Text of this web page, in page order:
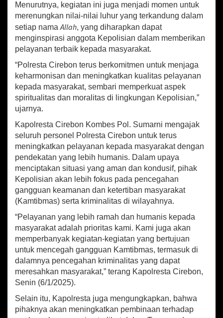
a
n
a
H
a
m
o
n
i
i
L
n
g
k
u
n
g
n
K
e
p
o
l
i
s
a
n
Menurutnya, kegiatan ini juga menjadi momen untuk
merenungkan nilai-nilai luhur yang terkandung dalam
setiap nama Allah, yang diharapkan dapat
menginspirasi anggota Kepolisian dalam memberikan
pelayanan terbaik kepada masyarakat.
“Polresta Cirebon terus berkomitmen untuk menjaga
keharmonisan dan meningkatkan kualitas pelayanan
kepada masyarakat, sembari memperkuat aspek
spiritualitas dan moralitas di lingkungan Kepolisian,”
ujarnya.
Kapolresta Cirebon Kombes Pol. Sumarni mengajak
seluruh personel Polresta Cirebon untuk terus
meningkatkan pelayanan kepada masyarakat dengan
pendekatan yang lebih humanis. Dalam upaya
menciptakan situasi yang aman dan kondusif, pihak
Kepolisian akan lebih fokus pada pencegahan
gangguan keamanan dan ketertiban masyarakat
(Kamtibmas) serta kriminalitas di wilayahnya.
“Pelayanan yang lebih ramah dan humanis kepada
masyarakat adalah prioritas kami. Kami juga akan
memperbanyak kegiatan-kegiatan yang bertujuan
untuk mencegah gangguan Kamtibmas, termasuk di
dalamnya pencegahan kriminalitas yang dapat
meresahkan masyarakat,” terang Kapolresta Cirebon,
Senin (6/1/2025).
Selain itu, Kapolresta juga mengungkapkan, bahwa
pihaknya akan meningkatkan pembinaan terhadap